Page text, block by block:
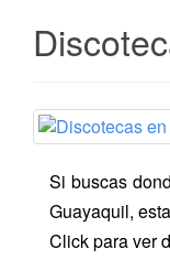
Si buscas
Guayaquil,
Click para ver